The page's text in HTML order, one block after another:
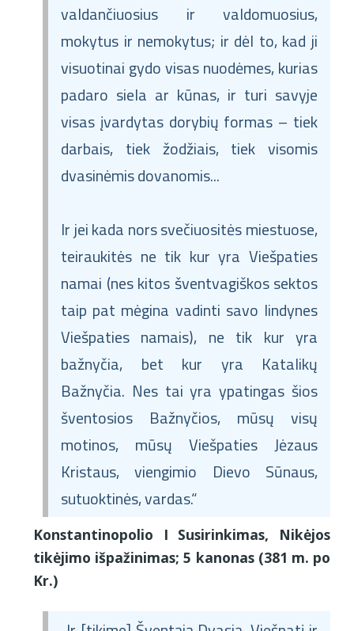
valdančiuosius ir valdomuosius,
mokytus ir nemokytus; ir dėl to, kad ji
visuotinai gydo visas nuodėmes, kurias
padaro siela ar kūnas, ir turi savyje
visas įvardytas dorybių formas – tiek
darbais, tiek žodžiais, tiek visomis
dvasinėmis dovanomis...
Ir jei kada nors svečiuositės miestuose,
teiraukitės ne tik kur yra Viešpaties
namai (nes kitos šventvagiškos sektos
taip pat mėgina vadinti savo lindynes
Viešpaties namais), ne tik kur yra
bažnyčia, bet kur yra Katalikų
Bažnyčia. Nes tai yra ypatingas šios
šventosios Bažnyčios, mūsų visų
motinos, mūsų Viešpaties Jėzaus
Kristaus, viengimio Dievo Sūnaus,
sutuoktinės, vardas.“
Konstantinopolio I Susirinkimas, Nikėjos
tikėjimo išpažinimas; 5 kanonas (381 m. po
Kr.)